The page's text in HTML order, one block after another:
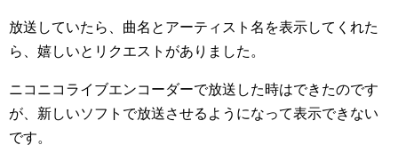
放送していたら、曲名とアーティスト名を表示してくれた
ら、嬉しいとリクエストがありました。
ニコニコライブエンコーダーで放送した時はできたのです
が、新しいソフトで放送させるようになって表示できない
です。